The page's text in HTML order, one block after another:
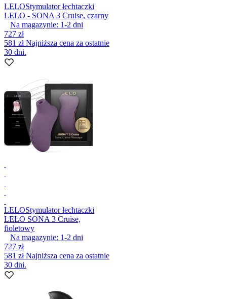
LELOStymulator łechtaczki
LELO - SONA 3 Cruise, czarny
Na magazynie: 1-2 dni
727 zł
581 złNajniższa cena za ostatnie
30 dni.
LELOStymulator łechtaczki
LELO SONA 3 Cruise,
fioletowy
Na magazynie: 1-2 dni
727 zł
581 złNajniższa cena za ostatnie
30 dni.